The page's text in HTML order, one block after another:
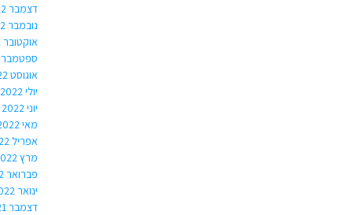
דצמבר 2022
נובמבר 2022
אוקטובר 2022
ספטמבר 2022
אוגוסט 2022
יולי 2022
יוני 2022
מאי 2022
אפריל 2022
מרץ 2022
פברואר 2022
ינואר 2022
דצמבר 2021